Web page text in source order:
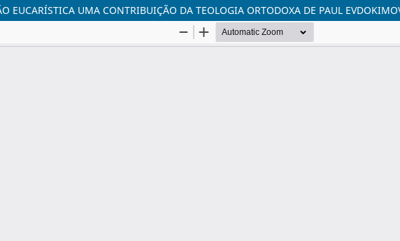
EUCARÍSTICA UMA CONTRIBUIÇÃO DA TEOLOGIA ORTODOXA DE PAUL